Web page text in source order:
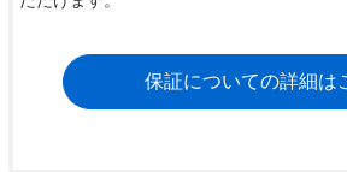
保証についての詳細は